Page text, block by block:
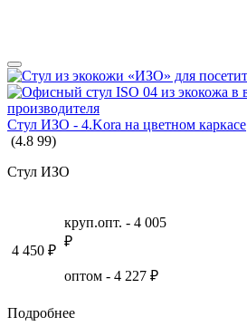
Стул ИЗО - 4.Kora на цветном каркасе
(4.8 99)
Стул ИЗО
4 450 ₽
круп.опт. - 4 005
₽
оптом - 4 227 ₽
Подробнее